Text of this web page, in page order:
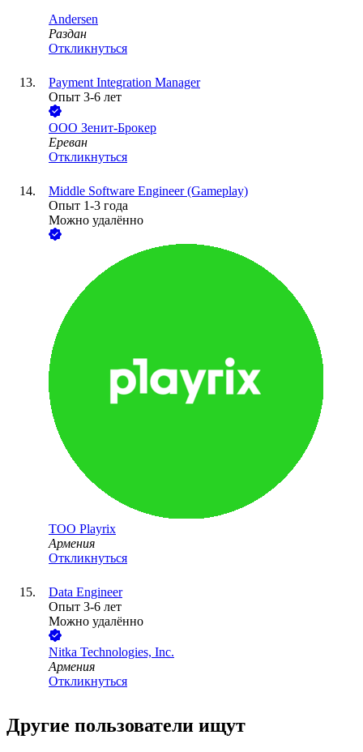
Andersen
Раздан
Откликнуться
Payment Integration Manager
Опыт 3-6 лет
ООО Зенит-Брокер
Ереван
Откликнуться
Middle Software Engineer (Gameplay)
Опыт 1-3 года
Можно удалённо
ТОО Playrix
Армения
Откликнуться
Data Engineer
Опыт 3-6 лет
Можно удалённо
Nitka Technologies, Inc.
Армения
Откликнуться
Другие пользователи ищут